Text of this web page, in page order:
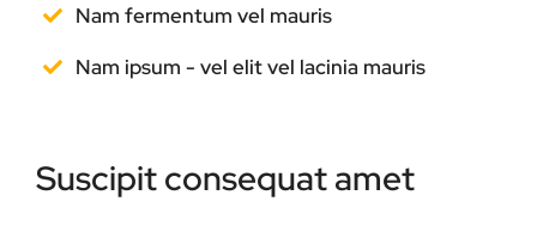
Nam fermentum vel mauris
Nam ipsum - vel elit vel lacinia mauris
Suscipit consequat amet